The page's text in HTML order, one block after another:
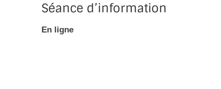
Séance d’information
En ligne